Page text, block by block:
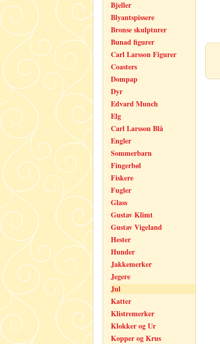
Bjeller
Blyantspissere
Bronse skulpturer
Bunad figurer
Carl Larsson Figurer
Coasters
Dompap
Dyr
Edvard Munch
Elg
Carl Larsson Blå
Engler
Sommerbarn
Fingerbøl
Fiskere
Fugler
Glass
Gustav Klimt
Gustav Vigeland
Hester
Hunder
Jakkemerker
Jegere
Jul
Katter
Klistremerker
Klokker og Ur
Kopper og Krus